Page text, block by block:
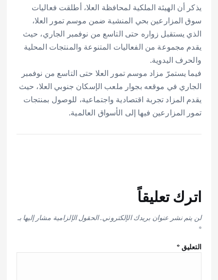
يذكر أن الهيئة الملكية لمحافظة العلا، أطلقت فعاليات
سوق المزارعين بحي المنشية ضمن موسم تمور العلا،
الذي يستقبل زواره حتى التاسع من نوفمبر الجاري، حيث
يقدم مجموعة من الفعاليات المتنوعة والمنتجات المحلية
والحرف اليدوية.
فيما يستمرّ مزاد موسم تمور العلا حتى التاسع من نوفمبر
الجاري في موقعه بجوار ملعب الإسكان جنوبي العلا، حيث
يقدم المزاد تجربة اقتصادية واجتماعية، للوصول بمنتجات
تمور المزارعين فيها إلى الأسواق العالمية.
اترك تعليقاً
لن يتم نشر عنوان بريدك الإلكتروني.الحقول الإلزامية مشار إليها بـ
*
التعليق*